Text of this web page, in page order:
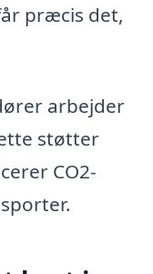
præcis det,
arbejder
støtter
CO2-